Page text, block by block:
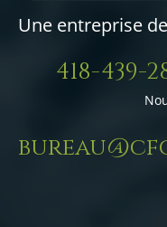
Une entreprise
418-439-